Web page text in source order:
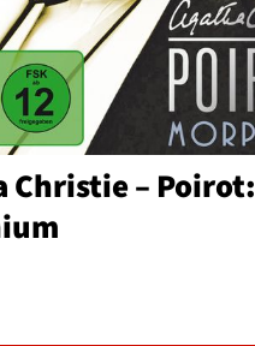
Christie – Poirot: